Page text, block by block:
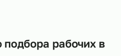
подбора рабочих в